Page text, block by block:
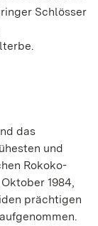
Schlösser
das
und
Rokoko-
1984,
prächtigen